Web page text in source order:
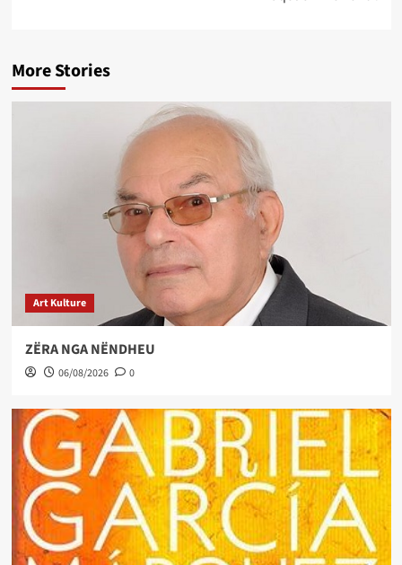
More Stories
Art Kulture
ZËRA NGA NËNDHEU
06/08/2026 0